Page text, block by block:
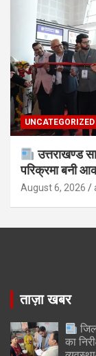
UNCATEGORIZED
उत्तराखण्ड
परिक्रमा बनी
August 6, 2026
ताज़ा खबर
का